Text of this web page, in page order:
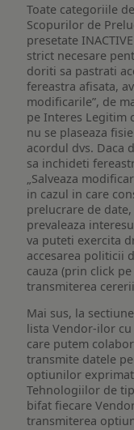
Toate categoriile
Scopurilor de
presetate
strict necesare
doriti sa pastrati
fereastra afisata,
modificarile”, de
pe Interes Legitim
nu se plaseaza
acordul dvs. Daca
sa inchideti
„Salveaza
in cazul in care
prelucrare de
prevaleaza
va puteti exercita
accesarea politicii
cauza (prin click
transmiterea
Mai sus, la
lista Vendor-ilor
care putem
transmite datele
optiunilor
Tehnologiilor de
bifat fiecare
transmiterea